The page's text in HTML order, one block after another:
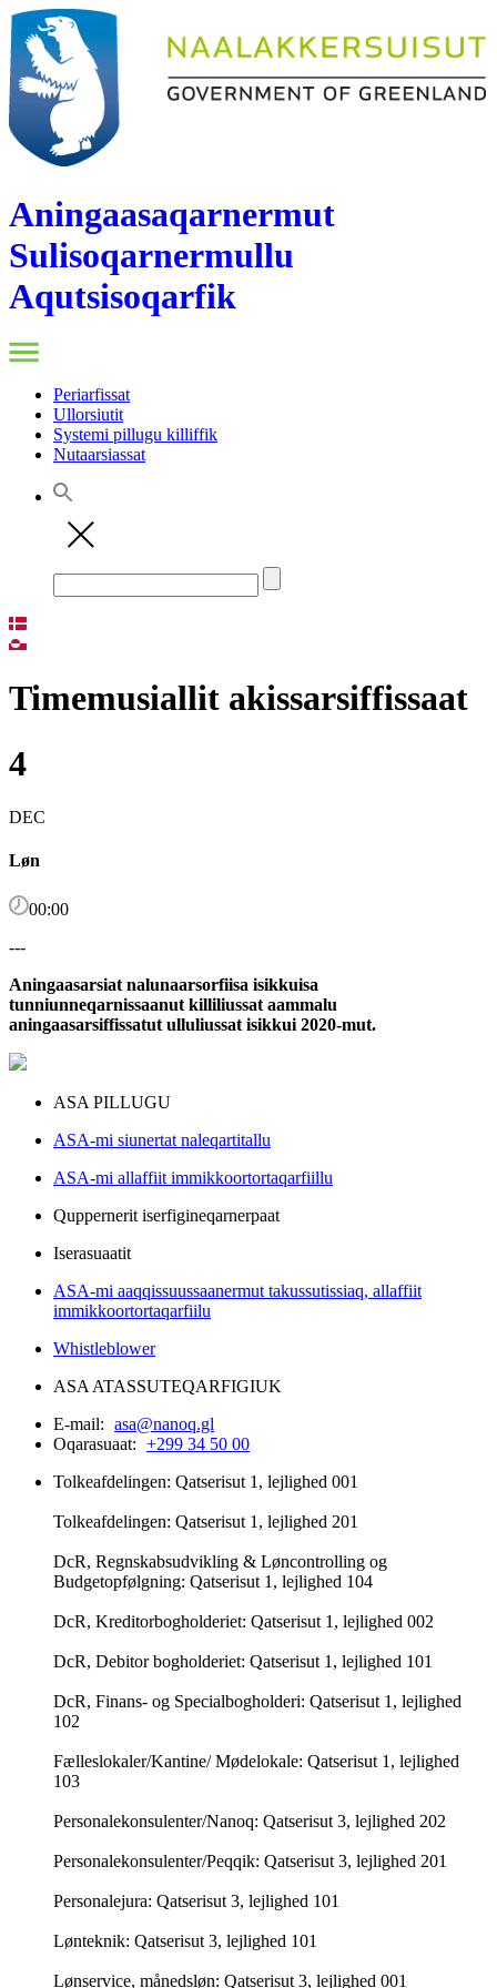
Aningaasaqarnermut
Sulisoqarnermullu
Aqutsisoqarfik
Periarfissat
Ullorsiutit
Systemi pillugu killiffik
Nutaarsiassat
Timemusiallit akissarsiffissaat
4
DEC
Løn
00:00
---
Aningaasarsiat nalunaarsorfiisa isikkuisa
tunniunneqarnissaanut killiliussat aammalu
aningaasarsiffissatut ulluliussat isikkui 2020-mut.
ASA PILLUGU
ASA-mi siunertat naleqartitallu
ASA-mi allaffiit immikkoortortaqarfiillu
Quppernerit iserfigineqarnerpaat
Iserasuaatit
ASA-mi aaqqissuussaanermut takussutissiaq, allaffiit
immikkoortortaqarfiilu
Whistleblower
ASA ATASSUTEQARFIGIUK
E-mail: asa@nanoq.gl
Oqarasuaat: +299 34 50 00
Tolkeafdelingen: Qatserisut 1, lejlighed 001
Tolkeafdelingen: Qatserisut 1, lejlighed 201
DcR, Regnskabsudvikling & Løncontrolling og
Budgetopfølgning: Qatserisut 1, lejlighed 104
DcR, Kreditorbogholderiet: Qatserisut 1, lejlighed 002
DcR, Debitor bogholderiet: Qatserisut 1, lejlighed 101
DcR, Finans- og Specialbogholderi: Qatserisut 1, lejlighed
102
Fælleslokaler/Kantine/ Mødelokale: Qatserisut 1, lejlighed
103
Personalekonsulenter/Nanoq: Qatserisut 3, lejlighed 202
Personalekonsulenter/Peqqik: Qatserisut 3, lejlighed 201
Personalejura: Qatserisut 3, lejlighed 101
Lønteknik: Qatserisut 3, lejlighed 101
Lønservice, månedsløn: Qatserisut 3, lejlighed 001